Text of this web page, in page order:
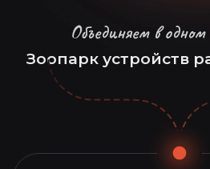
Объединяем в одном
Зоопарк устройств